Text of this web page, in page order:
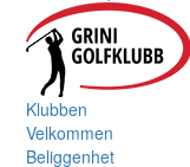
Klubben
Velkommen
Beliggenhet